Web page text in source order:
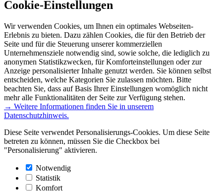
Cookie-Einstellungen
Wir verwenden Cookies, um Ihnen ein optimales Webseiten-
Erlebnis zu bieten. Dazu zählen Cookies, die für den Betrieb der
Seite und für die Steuerung unserer kommerziellen
Unternehmensziele notwendig sind, sowie solche, die lediglich zu
anonymen Statistikzwecken, für Komforteinstellungen oder zur
Anzeige personalisierter Inhalte genutzt werden. Sie können selbst
entscheiden, welche Kategorien Sie zulassen möchten. Bitte
beachten Sie, dass auf Basis Ihrer Einstellungen womöglich nicht
mehr alle Funktionalitäten der Seite zur Verfügung stehen.
→ Weitere Informationen finden Sie in unserem
Datenschutzhinweis.
Diese Seite verwendet Personalisierungs-Cookies. Um diese Seite
betreten zu können, müssen Sie die Checkbox bei
"Personalisierung" aktivieren.
Notwendig
Statistik
Komfort